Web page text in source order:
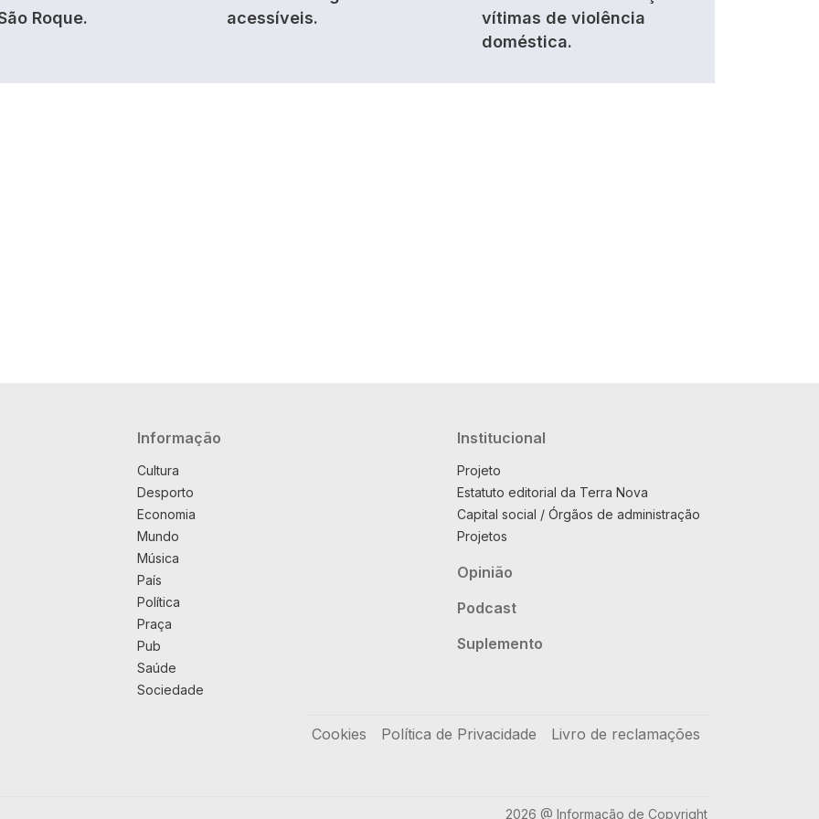
Roque.
acessíveis.
vítimas de violência
doméstica.
Navegação principal
Informação
Cultura
Desporto
Economia
Mundo
Música
País
Política
Praça
Pub
Saúde
Sociedade
Institucional
Projeto
Estatuto editorial da Terra Nova
Capital social / Órgãos de administração
Projetos
Opinião
Podcast
Suplemento
Cookies Política de Privacidade Livro de reclamações
2026 @ Informação de Copyright